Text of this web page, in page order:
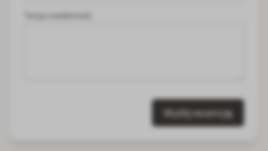
Twoja wiadomość
Wyślij recenzję